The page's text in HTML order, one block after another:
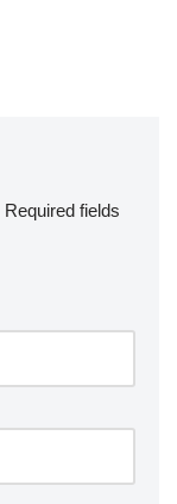
Required fields